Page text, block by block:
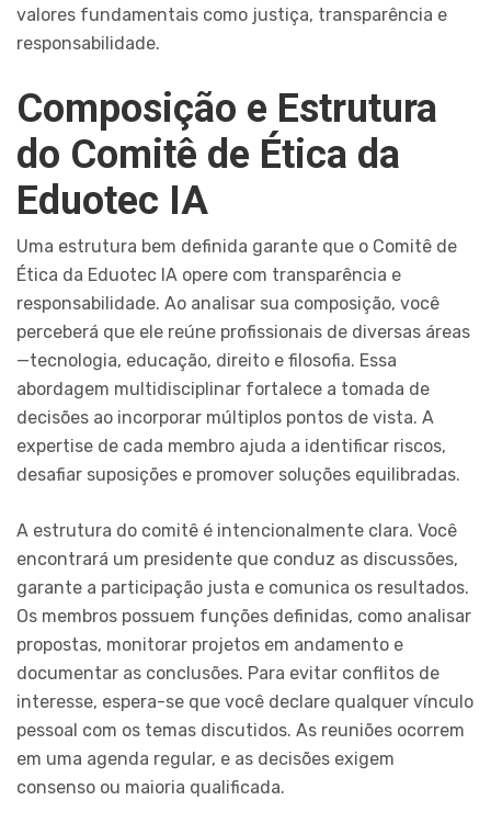
valores fundamentais como justiça, transparência e
responsabilidade.
Composição e Estrutura
do Comitê de Ética da
Eduotec IA
Uma estrutura bem definida garante que o Comitê de
Ética da Eduotec IA opere com transparência e
responsabilidade. Ao analisar sua composição, você
perceberá que ele reúne profissionais de diversas áreas
—tecnologia, educação, direito e filosofia. Essa
abordagem multidisciplinar fortalece a tomada de
decisões ao incorporar múltiplos pontos de vista. A
expertise de cada membro ajuda a identificar riscos,
desafiar suposições e promover soluções equilibradas.
A estrutura do comitê é intencionalmente clara. Você
encontrará um presidente que conduz as discussões,
garante a participação justa e comunica os resultados.
Os membros possuem funções definidas, como analisar
propostas, monitorar projetos em andamento e
documentar as conclusões. Para evitar conflitos de
interesse, espera-se que você declare qualquer vínculo
pessoal com os temas discutidos. As reuniões ocorrem
em uma agenda regular, e as decisões exigem
consenso ou maioria qualificada.